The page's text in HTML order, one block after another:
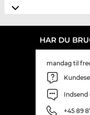
HAR DU
mandag til
+45 89